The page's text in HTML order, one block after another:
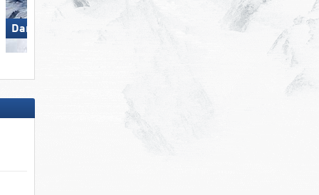
Damüls Mellau
Großglockner Resort Kals-